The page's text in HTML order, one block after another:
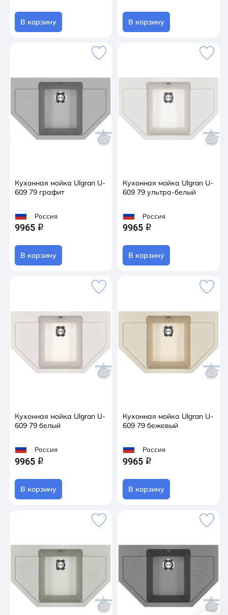
В корзину В корзину
Кухонная мойка Ulgran U-
609 79 графит
Россия
9965 q
В корзину
Кухонная мойка Ulgran U-
609 79 ультра-белый
Россия
9965 q
В корзину
Кухонная мойка Ulgran U-
609 79 белый
Россия
9965 q
В корзину
Кухонная мойка Ulgran U-
609 79 бежевый
Россия
9965 q
В корзину